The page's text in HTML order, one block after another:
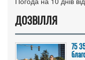
ДОЗВІЛЛЯ
75